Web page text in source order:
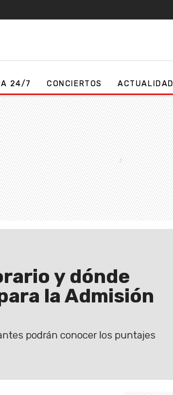
24/7 CONCIERTOS ACTUALIDAD
y dónde
la Admisión
podrán conocer los puntajes